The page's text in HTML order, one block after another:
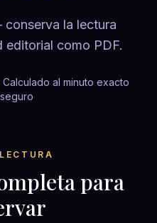
la lectura
editorial como PDF.
Calculado al minuto exacto
para